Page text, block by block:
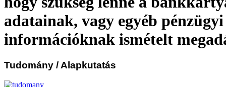
adatainak, vagy egyéb pénzügyi
információknak ismételt
Tudomány / Alapkutatás